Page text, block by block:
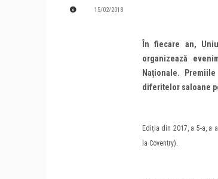
15/02/2018
În fiecare an,
organizează
Naționale.
diferitelor saloane
Ediția din 2017, a 5-a, a
la Coventry).